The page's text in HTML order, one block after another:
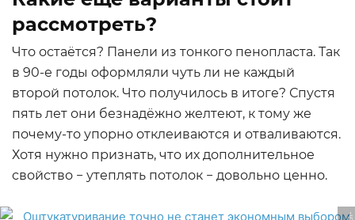
рассмотреть?
Что остаётся? Панели из тонкого пенопласта. Так
в 90-е годы оформляли чуть ли не каждый
второй потолок. Что получилось в итоге? Спустя
пять лет они безнадёжно желтеют, к тому же
почему-то упорно отклеиваются и отваливаются.
Хотя нужно признать, что их дополнительное
свойство − утеплять потолок − довольно ценно.